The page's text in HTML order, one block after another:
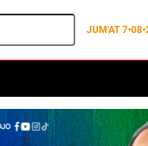
JUM'AT